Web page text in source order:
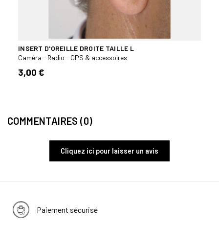
INSERT D'OREILLE DROITE TAILLE L
Caméra - Radio - GPS & accessoires
3,00 €
COMMENTAIRES (0)
Cliquez ici pour laisser un avis
Paiement sécurisé